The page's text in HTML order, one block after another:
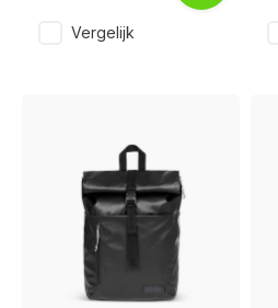
Vergelijk